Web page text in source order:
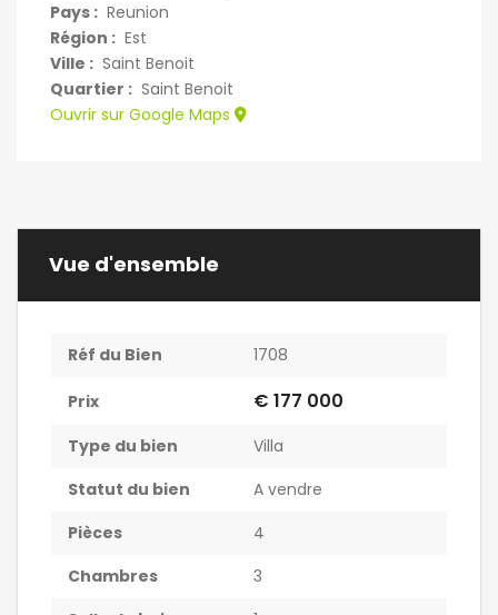
Pays : Reunion
Région : Est
Ville : Saint Benoit
Quartier : Saint Benoit
Ouvrir sur Google Maps
Vue d'ensemble
Réf du Bien 1708
Prix € 177 000
Type du bien
Villa
Statut du bien
A vendre
Pièces
4
Chambres
3